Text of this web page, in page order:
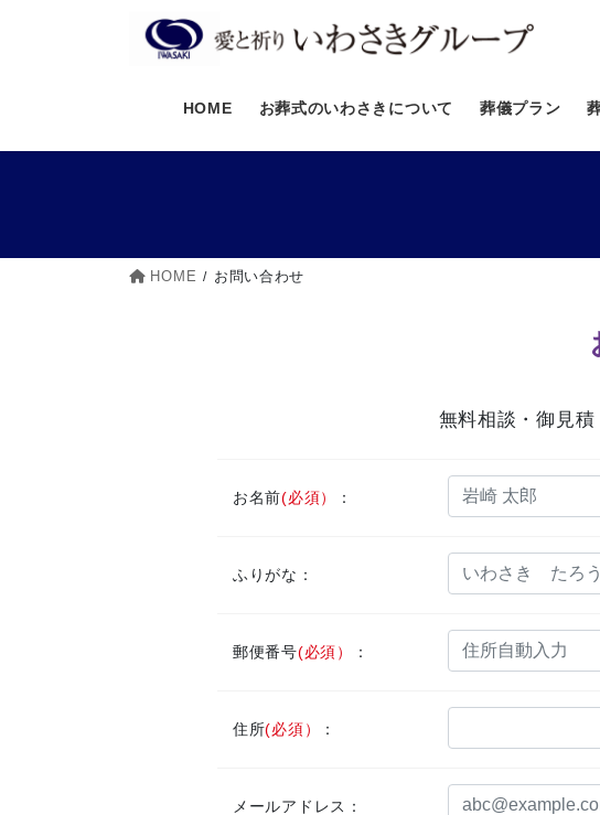
へ
プ
ョ
動
HOME お葬式のいわさきについて 葬儀プラン
HOME お問い合わせ
無料相談・御見積
お名前(必須） ：
ふりがな：
郵便番号(必須） ：
住所(必須） ：
メールアドレス：